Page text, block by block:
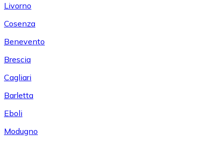
Livorno
Cosenza
Benevento
Brescia
Cagliari
Barletta
Eboli
Modugno